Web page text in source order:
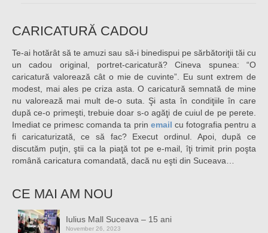
CARICATURĂ CADOU
Te-ai hotărât să te amuzi sau să-i binedispui pe sărbătoriţii tăi cu
un cadou original, portret-caricatură? Cineva spunea: “O
caricatură valorează cât o mie de cuvinte”. Eu sunt extrem de
modest, mai ales pe criza asta. O caricatură semnată de mine
nu valorează mai mult de-o suta. Şi asta în condiţiile în care
după ce-o primeşti, trebuie doar s-o agăţi de cuiul de pe perete.
Imediat ce primesc comanda ta prin email cu fotografia pentru a
fi caricaturizată, ce să fac? Execut ordinul. Apoi, după ce
discutăm puţin, ştii ca la piaţă tot pe e-mail, îţi trimit prin poşta
română caricatura comandată, dacă nu eşti din Suceava…
CE MAI AM NOU
Iulius Mall Suceava – 15 ani
November 26, 2023